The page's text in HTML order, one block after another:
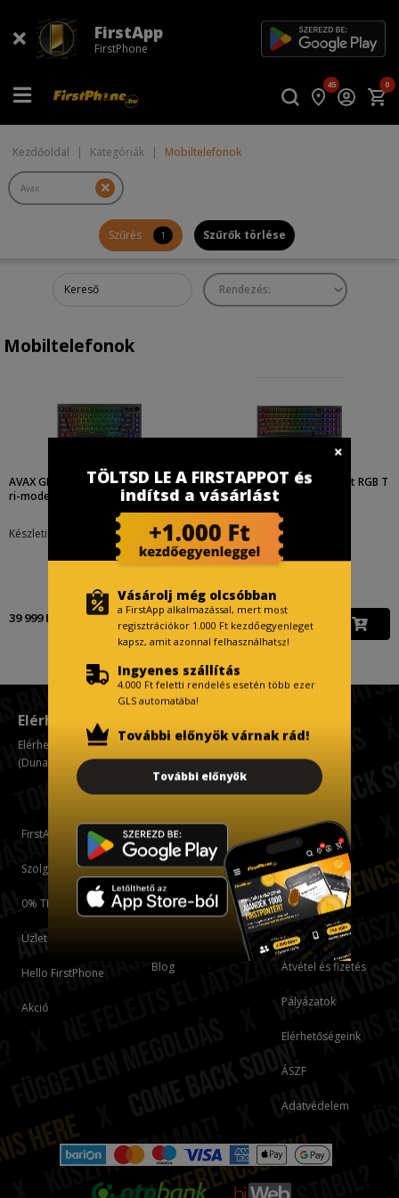
FirstApp
FirstPhone
45 0
Kezdőoldal | Kategóriák | Mobiltelefonok
Szűrés 1 Szűrők törlése
Mobiltelefonok
AVAX GM02 PRO 75% Gasket RGB T
ri-mode mechanikus b...
Készletinfó:
39 999 Ft
AVAX GM03 PRO 98% Gasket RGB T
ri-mode mechanikus b...
Készletinfó:
44 999 Ft
FirstApp
Szolgáltatások
0% THM
Üzleteink
Hello FirstPhone
Akció
Fiók
Kosár
Firstkártya
felhasználási
Blog
FirstPhone
bankmentes
részletfizetés
Áruhitel
Karrier
Átvétel és fizetés
Pályázatok
Elérhetőségeink
ÁSZF
Adatvédelem
Elérhetőségünk
Elérhetőségünk Váci út 178. 1138 Budapest
(Duna Plaza 2. emelet)
TÖLTSD LE A FIRSTAPPOT és
indítsd a vásárlást
Vásárolj még olcsóbban
a FirstApp alkalmazással, mert most
regisztrációkor 1.000 Ft kezdőegyenleget
kapsz, amit azonnal felhasználhatsz!
Ingyenes szállítás
4.000 Ft feletti rendelés esetén több ezer
GLS automatába!
További előnyök várnak rád!
További előnyök